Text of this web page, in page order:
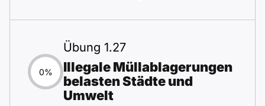
0%
Übung 1.27
Illegale Müllablagerungen
belasten Städte und
Umwelt